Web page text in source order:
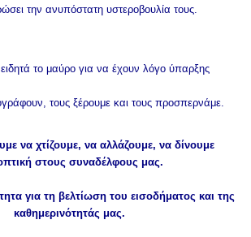
την ανυπόστατη υστεροβουλία τους.
το μαύρο για να έχουν λόγο ύπαρξης
τους ξέρουμε και τους προσπερνάμε.
να χτίζουμε, να αλλάζουμε, να δίνουμε
στους συναδέλφους μας.
για τη βελτίωση του εισοδήματος και της
καθημερινότητάς μας.